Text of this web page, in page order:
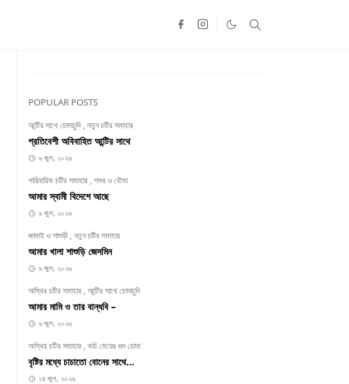
POPULAR POSTS
আন্টির সাথে চোদাচুদি ,নতুন চটির সমাহার
প্রতিবেশী অবিবাহিত আন্টির সাথে
৬ জুল, ২০২৬
পারিবারিক চটির সমাহার ,শশুর ও বৌমা
আমার স্বামী বিদেশে আছে
৯ জুল, ২০২৬
জামাই ও শাশুড়ী ,নতুন চটির সমাহার
আমার খালা শাশুড়ি জেসমিন
৯ জুল, ২০২৬
অস্থির চটির সমাহার ,আন্টির সাথে চোদাচুদি
আমার মামি ও তার বান্ধবি –
৬ জুল, ২০২৬
অস্থির চটির সমাহার ,কচি মেয়ের গুদ চোদা
বৃষ্টির মধ্যে চাচাতো বোনের সাথে...
১৪ জুল, ২০২৬